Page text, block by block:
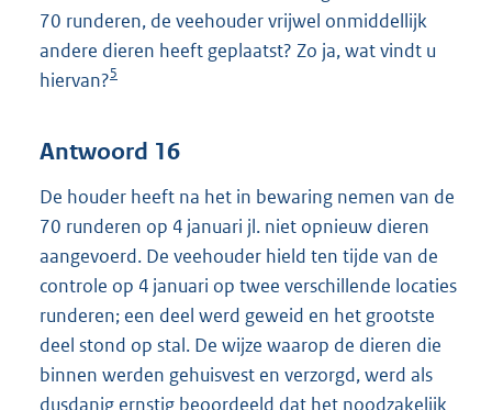
70 runderen, de veehouder vrijwel onmiddellijk
andere dieren heeft geplaatst? Zo ja, wat vindt u
hiervan?5
Antwoord 16
De houder heeft na het in bewaring nemen van de
70 runderen op 4 januari jl. niet opnieuw dieren
aangevoerd. De veehouder hield ten tijde van de
controle op 4 januari op twee verschillende locaties
runderen; een deel werd geweid en het grootste
deel stond op stal. De wijze waarop de dieren die
binnen werden gehuisvest en verzorgd, werd als
dusdanig ernstig beoordeeld dat het noodzakelijk